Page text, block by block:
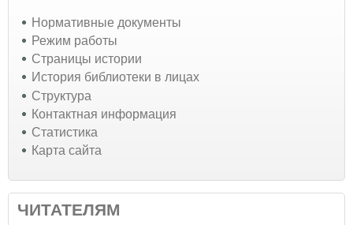
Нормативные документы
Режим работы
Страницы истории
История библиотеки в лицах
Структура
Контактная информация
Статистика
Карта сайта
ЧИТАТЕЛЯМ